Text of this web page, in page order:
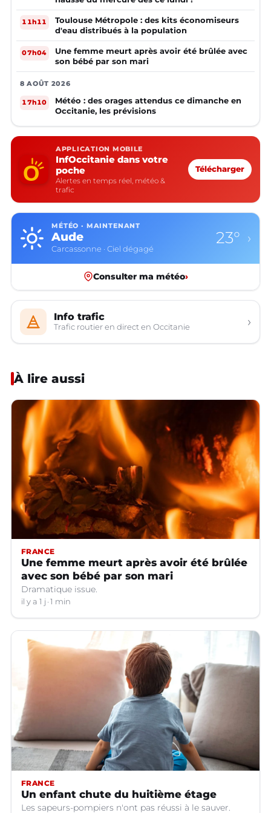
11h11
Toulouse Métropole : des kits économiseurs
d'eau distribués à la population
07h04
Une femme meurt après avoir été brûlée avec
son bébé par son mari
8 AOÛT 2026
17h10
Météo : des orages attendus ce dimanche en
Occitanie, les prévisions
APPLICATION MOBILE
InfOccitanie dans votre
poche
Alertes en temps réel, météo &
trafic
Télécharger
MÉTÉO · MAINTENANT
Aude
Carcassonne · Ciel dégagé
23° ›
Consulter ma météo›
Info trafic
Trafic routier en direct en Occitanie ›
À lire aussi
FRANCE
Une femme meurt après avoir été brûlée
avec son bébé par son mari
Dramatique issue.
il y a 1 j 1 min
FRANCE
Un enfant chute du huitième étage
Les sapeurs-pompiers n'ont pas réussi à le sauver.